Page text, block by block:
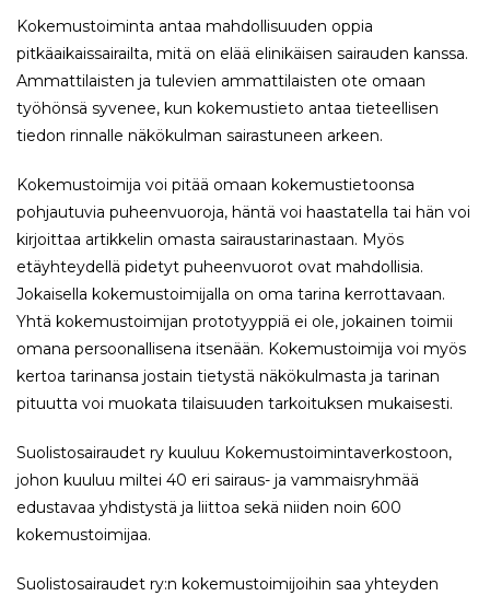
Kokemustoiminta antaa mahdollisuuden oppia
pitkäaikaissairailta, mitä on elää elinikäisen sairauden kanssa.
Ammattilaisten ja tulevien ammattilaisten ote omaan
työhönsä syvenee, kun kokemustieto antaa tieteellisen
tiedon rinnalle näkökulman sairastuneen arkeen.
Kokemustoimija voi pitää omaan kokemustietoonsa
pohjautuvia puheenvuoroja, häntä voi haastatella tai hän voi
kirjoittaa artikkelin omasta sairaustarinastaan. Myös
etäyhteydellä pidetyt puheenvuorot ovat mahdollisia.
Jokaisella kokemustoimijalla on oma tarina kerrottavaan.
Yhtä kokemustoimijan prototyyppiä ei ole, jokainen toimii
omana persoonallisena itsenään. Kokemustoimija voi myös
kertoa tarinansa jostain tietystä näkökulmasta ja tarinan
pituutta voi muokata tilaisuuden tarkoituksen mukaisesti.
Suolistosairaudet ry kuuluu Kokemustoimintaverkostoon,
johon kuuluu miltei 40 eri sairaus- ja vammaisryhmää
edustavaa yhdistystä ja liittoa sekä niiden noin 600
kokemustoimijaa.
Suolistosairaudet ry:n kokemustoimijoihin saa yhteyden